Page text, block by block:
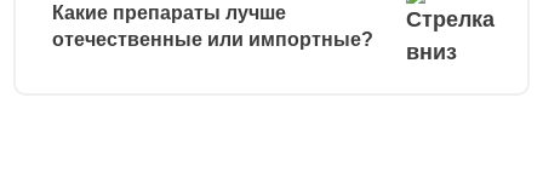
Какие препараты лучше
отечественные или импортные?